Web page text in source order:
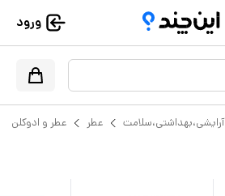
ورود
آرایشی،بهداشتی،سلامت عطر عطر و ادوکلن